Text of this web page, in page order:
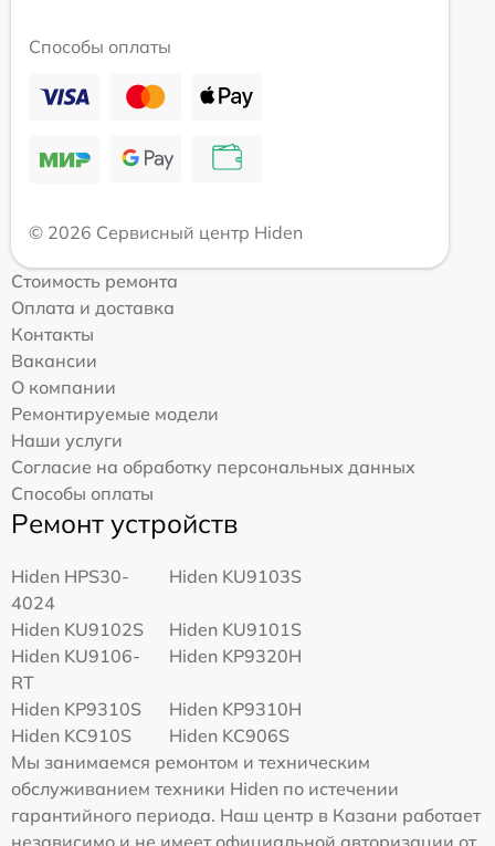
Способы оплаты
© 2026 Сервисный центр Hiden
Стоимость ремонта
Оплата и доставка
Контакты
Вакансии
О компании
Ремонтируемые модели
Наши услуги
Согласие на обработку персональных данных
Способы оплаты
Ремонт устройств
Hiden HPS30-
4024
Hiden KU9103S
Hiden KU9102S
Hiden KU9101S
Hiden KU9106-
RT
Hiden KP9320H
Hiden KP9310S
Hiden KP9310H
Hiden KC910S
Hiden KC906S
Мы занимаемся ремонтом и техническим
обслуживанием техники Hiden по истечении
гарантийного периода. Наш центр в Казани работает